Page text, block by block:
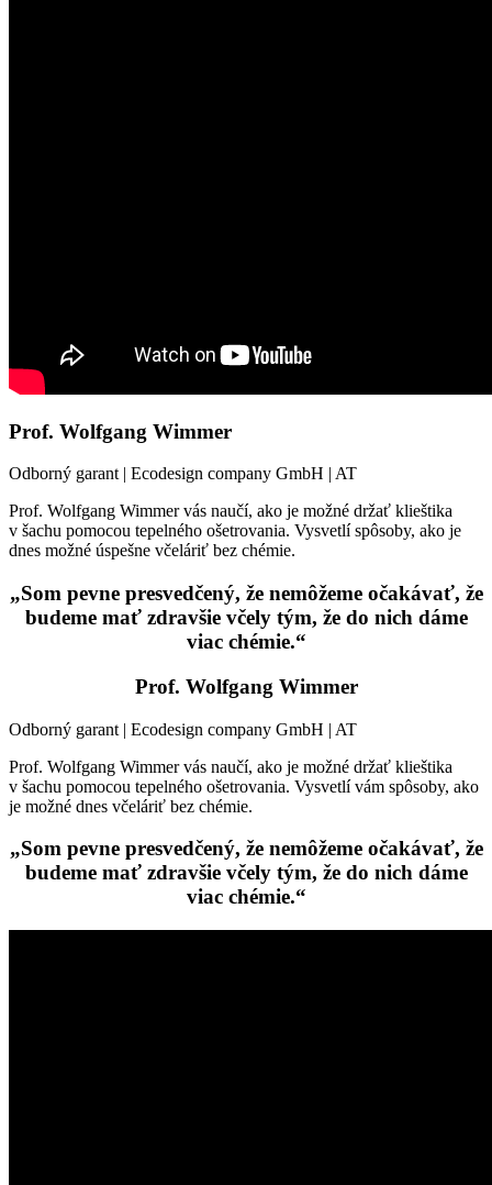
Prof. Wolfgang Wimmer
Odborný garant | Ecodesign company GmbH | AT
Prof. Wolfgang Wimmer vás naučí, ako je možné držať klieštika
v šachu pomocou tepelného ošetrovania. Vysvetlí spôsoby, ako je
dnes možné úspešne včeláriť bez chémie.
„Som pevne presvedčený, že nemôžeme očakávať, že
budeme mať zdravšie včely tým, že do nich dáme
viac chémie.“
Prof. Wolfgang Wimmer
Odborný garant | Ecodesign company GmbH | AT
Prof. Wolfgang Wimmer vás naučí, ako je možné držať klieštika
v šachu pomocou tepelného ošetrovania. Vysvetlí vám spôsoby, ako
je možné dnes včeláriť bez chémie.
„Som pevne presvedčený, že nemôžeme očakávať, že
budeme mať zdravšie včely tým, že do nich dáme
viac chémie.“